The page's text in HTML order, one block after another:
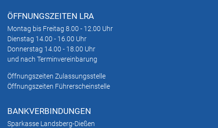
ÖFFNUNGSZEITEN LRA
Montag bis Freitag 8.00 - 12.00 Uhr
Dienstag 14.00 - 16.00 Uhr
Donnerstag 14.00 - 18.00 Uhr
und nach Terminvereinbarung
Öffnungszeiten Zulassungsstelle
Öffnungszeiten Führerscheinstelle
BANKVERBINDUNGEN
Sparkasse Landsberg-Dießen